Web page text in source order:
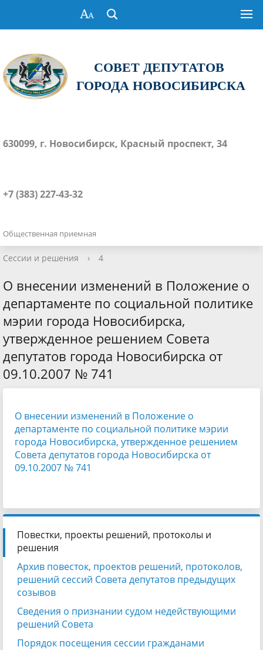
СОВЕТ ДЕПУТАТОВ
ГОРОДА НОВОСИБИРСКА
630099, г. Новосибирск, Красный проспект, 34
+7 (383) 227-43-32
Общественная приемная
Сессии и решения › 4
О внесении изменений в Положение о
департаменте по социальной политике
мэрии города Новосибирска,
утвержденное решением Совета
депутатов города Новосибирска от
09.10.2007 № 741
О внесении изменений в Положение о
департаменте по социальной политике мэрии
города Новосибирска, утвержденное решением
Совета депутатов города Новосибирска от
09.10.2007 № 741
Повестки, проекты решений, протоколы и
решения
Архив повесток, проектов решений, протоколов,
решений сессий Совета депутатов предыдущих
созывов
Сведения о признании судом недействующими
решений Совета
Порядок посещения сессии гражданами